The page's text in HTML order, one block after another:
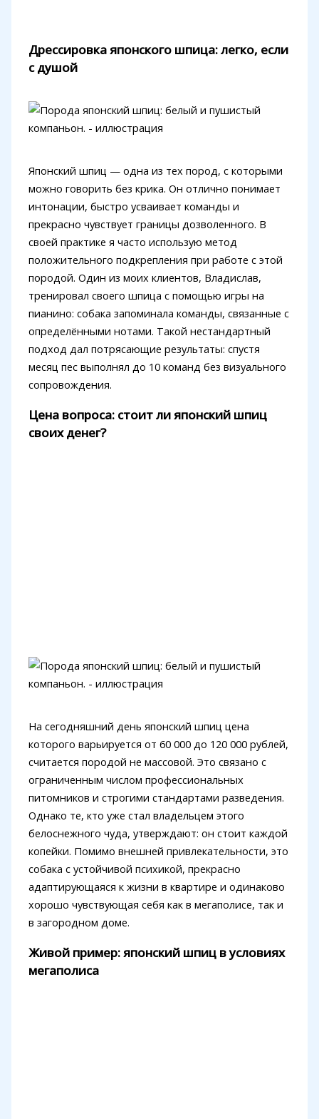
Дрессировка японского шпица: легко, если
с душой
Японский шпиц — одна из тех пород, с которыми
можно говорить без крика. Он отлично понимает
интонации, быстро усваивает команды и
прекрасно чувствует границы дозволенного. В
своей практике я часто использую метод
положительного подкрепления при работе с этой
породой. Один из моих клиентов, Владислав,
тренировал своего шпица с помощью игры на
пианино: собака запоминала команды, связанные с
определёнными нотами. Такой нестандартный
подход дал потрясающие результаты: спустя
месяц пес выполнял до 10 команд без визуального
сопровождения.
Цена вопроса: стоит ли японский шпиц
своих денег?
На сегодняшний день японский шпиц цена
которого варьируется от 60 000 до 120 000 рублей,
считается породой не массовой. Это связано с
ограниченным числом профессиональных
питомников и строгими стандартами разведения.
Однако те, кто уже стал владельцем этого
белоснежного чуда, утверждают: он стоит каждой
копейки. Помимо внешней привлекательности, это
собака с устойчивой психикой, прекрасно
адаптирующаяся к жизни в квартире и одинаково
хорошо чувствующая себя как в мегаполисе, так и
в загородном доме.
Живой пример: японский шпиц в условиях
мегаполиса